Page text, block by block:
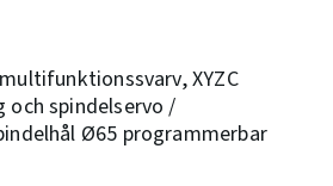
XYZC
spindelservo /
Ø65 programmerbar